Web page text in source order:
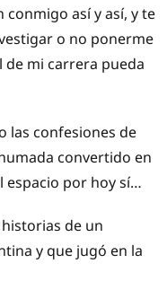
conmigo así y así, y te
o no ponerme
de mi carrera pueda
las confesiones de
convertido en
espacio por hoy sí…
de un
y que jugó en la